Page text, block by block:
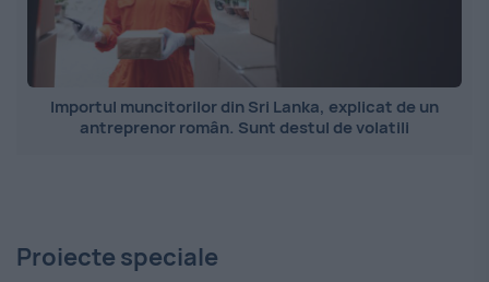
Importul muncitorilor din Sri Lanka, explicat de un
antreprenor român. Sunt destul de volatili
Proiecte speciale